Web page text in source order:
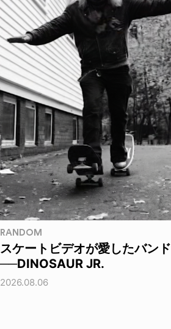
RANDOM
スケートビデオが愛したバンド
──DINOSAUR JR.
2026.08.06